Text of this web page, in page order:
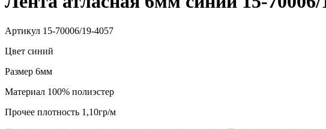
Артикул 15-70006/19-4057
Цвет синий
Размер 6мм
Материал 100% полиэстер
Прочее плотность 1,10гр/м